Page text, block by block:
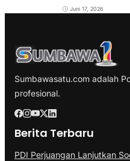
Juni 17, 2026
Sumbawasatu.com adalah
profesional.
Berita Terbaru
PDI Perjuangan Lanjutkan